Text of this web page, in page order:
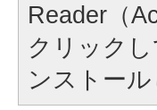
Reader（
クリック
ンストール